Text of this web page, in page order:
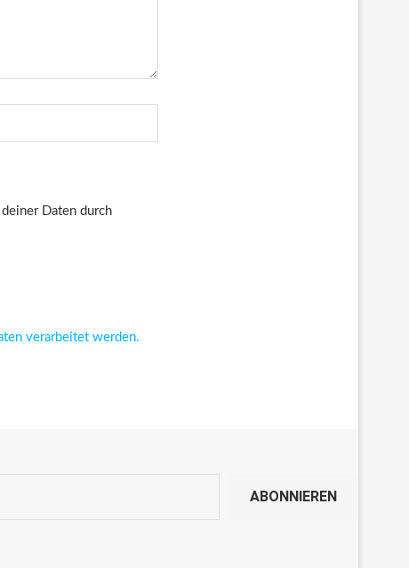
Daten durch
verarbeitet werden.
ABONNIEREN